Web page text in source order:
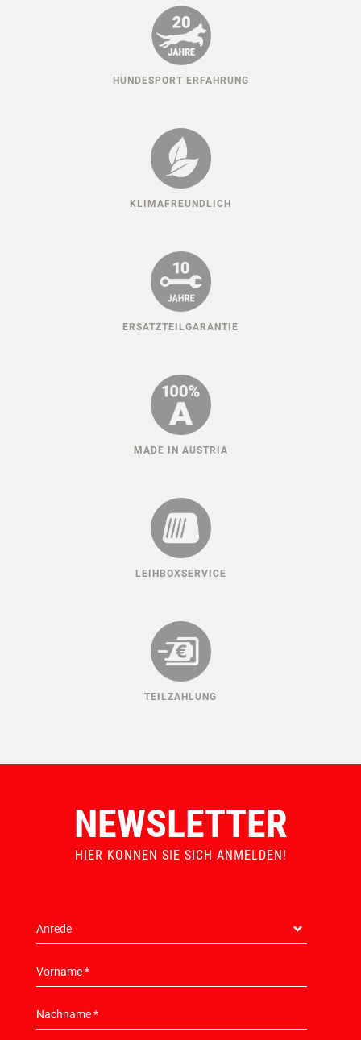
HUNDESPORT ERFAHRUNG
KLIMAFREUNDLICH
ERSATZTEILGARANTIE
MADE IN AUSTRIA
LEIHBOXSERVICE
TEILZAHLUNG
NEWSLETTER
HIER KONNEN SIE SICH ANMELDEN!